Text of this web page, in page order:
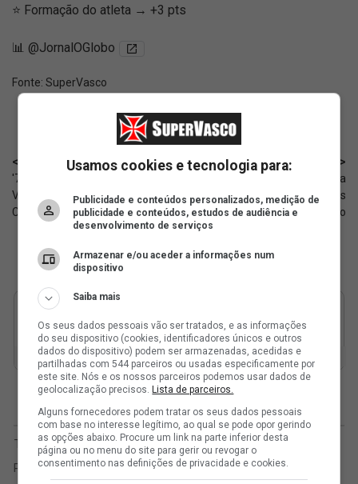
⭐ Formação do atleta → +3 pts
📊 @JornalOGlobo
Fonte: SuperVasco‎‎‎‎‎‎
< Anterior
'777 Carioca vai à justiça contra o
Vasco e a SAF', diz Podcast
Cruzmaltino
Próximo >
Disputas judiciais envolvendo a
SAF do Vasco ganharam mais
um capítulo
Usamos cookies e tecnologia para:
Publicidade e conteúdos personalizados, medição de
publicidade e conteúdos, estudos de audiência e
desenvolvimento de serviços
Armazenar e/ou aceder a informações num
dispositivo
Saiba mais
Os seus dados pessoais vão ser tratados, e as informações
do seu dispositivo (cookies, identificadores únicos e outros
dados do dispositivo) podem ser armazenadas, acedidas e
partilhadas com 544 parceiros ou usadas especificamente por
este site. Nós e os nossos parceiros podemos usar dados de
geolocalização precisos.Lista de parceiros.
Alguns fornecedores podem tratar os seus dados pessoais
com base no interesse legítimo, ao qual se pode opor gerindo
as opções abaixo. Procure um link na parte inferior desta
página ou no menu do site para gerir ou revogar o
consentimento nas definições de privacidade e cookies.